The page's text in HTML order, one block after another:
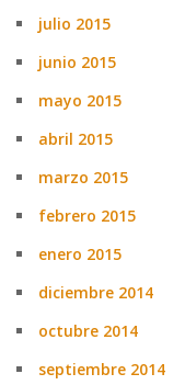
julio 2015
junio 2015
mayo 2015
abril 2015
marzo 2015
febrero 2015
enero 2015
diciembre 2014
octubre 2014
septiembre 2014